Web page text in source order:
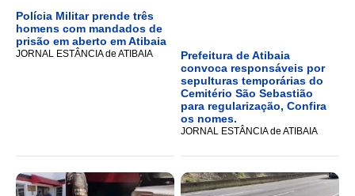
Polícia Militar prende três
homens com mandados de
prisão em aberto em Atibaia
JORNAL ESTÂNCIA de ATIBAIA
Prefeitura de Atibaia
convoca responsáveis por
sepulturas temporárias do
Cemitério São Sebastião
para regularização, Confira
os nomes.
JORNAL ESTÂNCIA de ATIBAIA